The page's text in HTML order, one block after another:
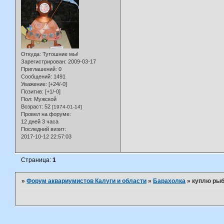
Откуда: Тутошние мы!
Зарегистрирован: 2009-03-17
Приглашений: 0
Сообщений: 1491
Уважение: [+24/-0]
Позитив: [+1/-0]
Пол: Мужской
Возраст: 52 [1974-01-14]
Провел на форуме:
12 дней 3 часа
Последний визит:
2017-10-12 22:57:03
Страница:1
»Форум аквариумистов Калуги и области »Барахолка »куплю